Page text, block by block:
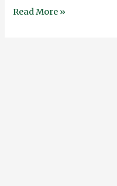
Read More »